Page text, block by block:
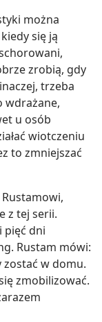
można
się ją
zrobią, gdy
trzeba
wdrażane,
u osób
wiotczeniu
to zmniejszać
z tej serii.
pięć dni
Rustam mówi:
zostać w domu.
zmobilizować.